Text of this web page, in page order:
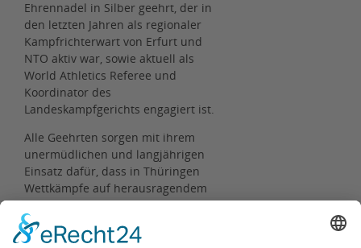
Ehrennadel in Silber geehrt, der in
den letzten Jahren als regionaler
Kampfrichterwart von Erfurt und
NTO aktiv war, sowie aktuell als
World Athletics Referee und
Koordinator des
Landeskampfgerichts engagiert ist.
Alle Geehrten sorgen mit ihrem
unermüdlichen und langjährigen
Einsatz dafür, dass in Thüringen
Wettkämpfe auf herausragendem
Niveau organisiert und
durchgeführt werden können. Sie
sind leuchtende Vorbilder für ihr